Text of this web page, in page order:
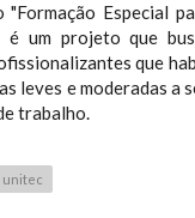
"Formação Especial
é um projeto que
que
leves e moderadas a
trabalho.
unitec